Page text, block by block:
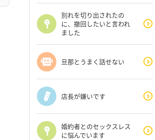
別れを切り出されたの
に、撤回したいと言われ
ました
旦那とうまく話せない
店長が嫌いです
婚約者とのセックスレス
に悩んでいます